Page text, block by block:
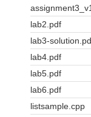
lab2.pdf
lab3-
lab4.pdf
lab5.pdf
lab6.pdf
listsample.cpp